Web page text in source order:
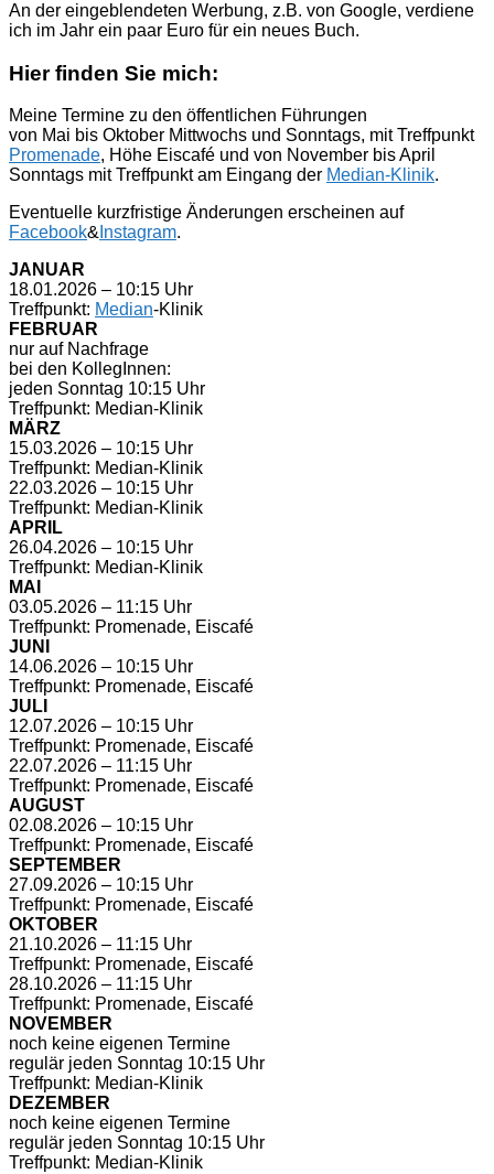
An der eingeblendeten Werbung, z.B. von Google, verdiene
ich im Jahr ein paar Euro für ein neues Buch.
Hier finden Sie mich:
Meine Termine zu den öffentlichen Führungen
von Mai bis Oktober Mittwochs und Sonntags, mit Treffpunkt
Promenade, Höhe Eiscafé und von November bis April
Sonntags mit Treffpunkt am Eingang der Median-Klinik.
Eventuelle kurzfristige Änderungen erscheinen auf
Facebook& Instagram.
JANUAR
18.01.2026 – 10:15 Uhr
Treffpunkt: Median-Klinik
FEBRUAR
nur auf Nachfrage
bei den KollegInnen:
jeden Sonntag 10:15 Uhr
Treffpunkt: Median-Klinik
MÄRZ
15.03.2026 – 10:15 Uhr
Treffpunkt: Median-Klinik
22.03.2026 – 10:15 Uhr
Treffpunkt: Median-Klinik
APRIL
26.04.2026 – 10:15 Uhr
Treffpunkt: Median-Klinik
MAI
03.05.2026 – 11:15 Uhr
Treffpunkt: Promenade, Eiscafé
JUNI
14.06.2026 – 10:15 Uhr
Treffpunkt: Promenade, Eiscafé
JULI
12.07.2026 – 10:15 Uhr
Treffpunkt: Promenade, Eiscafé
22.07.2026 – 11:15 Uhr
Treffpunkt: Promenade, Eiscafé
AUGUST
02.08.2026 – 10:15 Uhr
Treffpunkt: Promenade, Eiscafé
SEPTEMBER
27.09.2026 – 10:15 Uhr
Treffpunkt: Promenade, Eiscafé
OKTOBER
21.10.2026 – 11:15 Uhr
Treffpunkt: Promenade, Eiscafé
28.10.2026 – 11:15 Uhr
Treffpunkt: Promenade, Eiscafé
NOVEMBER
noch keine eigenen Termine
regulär jeden Sonntag 10:15 Uhr
Treffpunkt: Median-Klinik
DEZEMBER
noch keine eigenen Termine
regulär jeden Sonntag 10:15 Uhr
Treffpunkt: Median-Klinik